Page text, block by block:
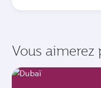
Octobre
2026